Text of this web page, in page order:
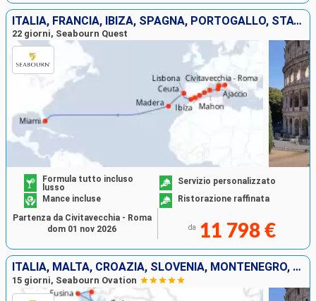
ITALIA, FRANCIA, IBIZA, SPAGNA, PORTOGALLO, STATI UNITI
22 giorni, Seabourn Quest
Formula tutto incluso
lusso
Servizio personalizzato
Mance incluse
Ristorazione raffinata
da 11 798 €
Partenza da Civitavecchia - Roma
dom 01 nov 2026
ITALIA, MALTA, CROAZIA, SLOVENIA, MONTENEGRO, GRECIA
15 giorni, Seabourn Ovation